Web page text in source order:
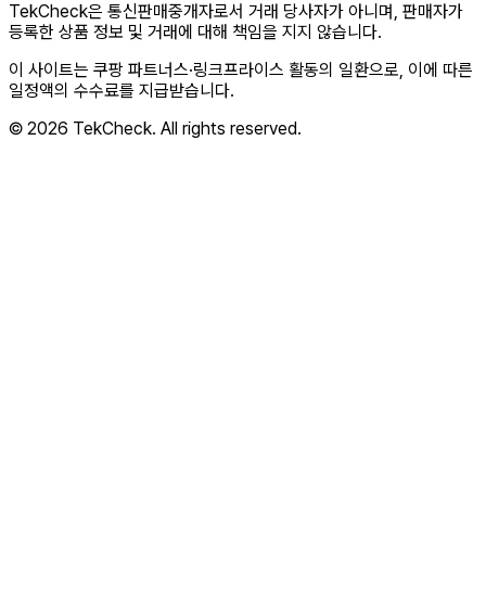
TekCheck은 통신판매중개자로서 거래 당사자가 아니며, 판매자가
등록한 상품 정보 및 거래에 대해 책임을 지지 않습니다.
이 사이트는 쿠팡 파트너스·링크프라이스 활동의 일환으로, 이에 따른
일정액의 수수료를 지급받습니다.
© 2026 TekCheck. All rights reserved.